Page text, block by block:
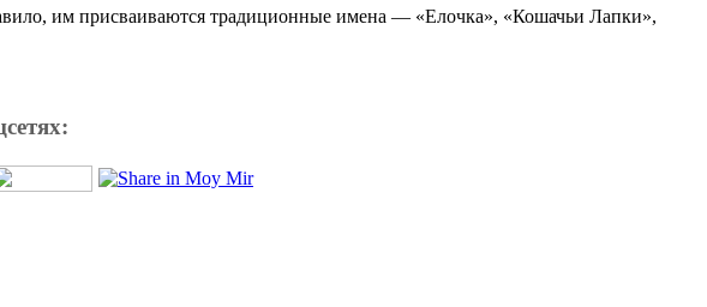
им присваиваются традиционные имена — «Елочка», «Кошачьи Лапки»,